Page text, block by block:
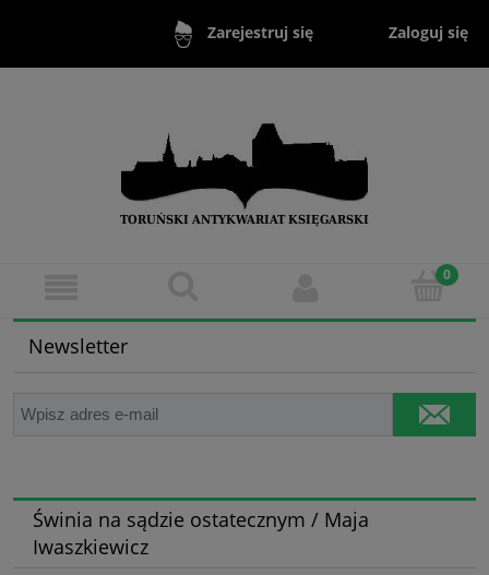
Zarejestruj się Zaloguj się
Newsletter
Świnia na sądzie ostatecznym / Maja
Iwaszkiewicz